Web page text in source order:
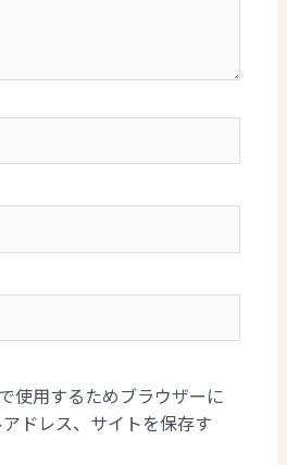
使用するためブラウザーに
ドレス、サイトを保存す